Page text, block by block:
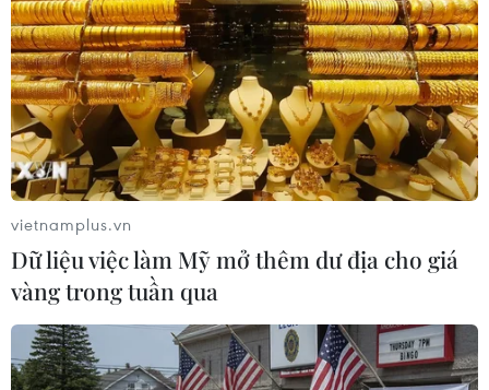
kế hoạch năm học chung của ngành.
vietnamplus.vn
Dữ liệu việc làm Mỹ mở thêm dư địa cho giá
vàng trong tuần qua